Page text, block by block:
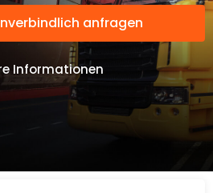
anfragen
Informationen